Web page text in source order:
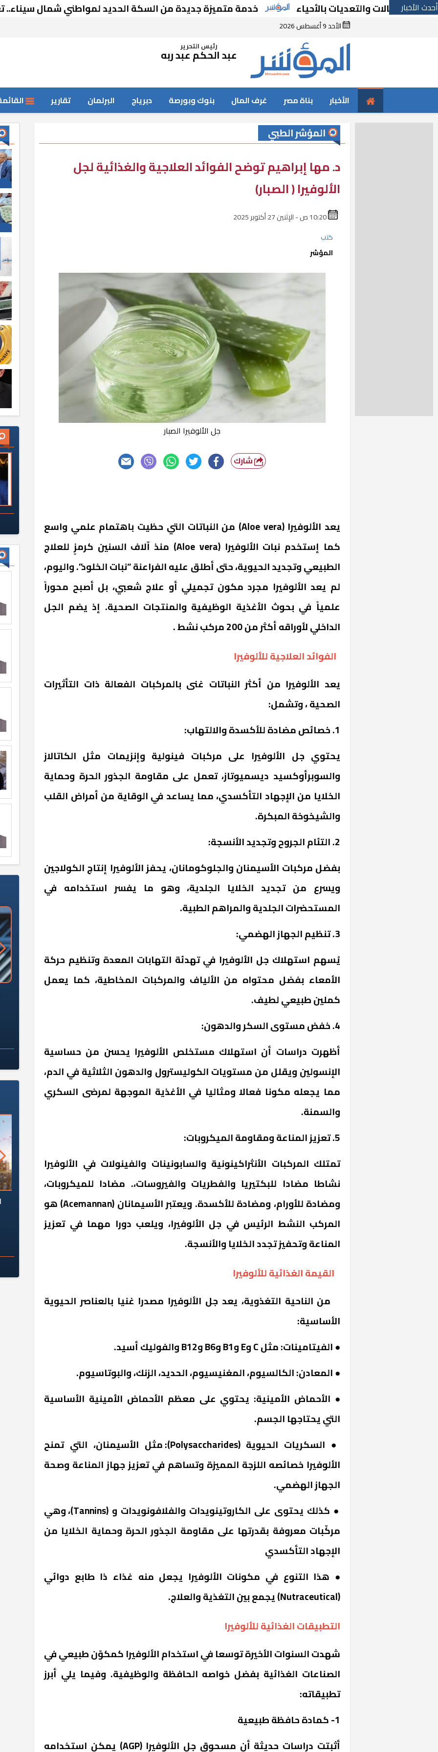
أحدث الأخباروالتعديات بالأحياء خدمة متميزة جديدة من السكة الحديد لمواطني شمال سيناء.. تعرف
الأحد 9 أغسطس 2026
رئيس التحرير
عبد الحكم عبد ربه
الأخبار بناة مصر غرف المال بنوك وبورصة دبرياج البرلمان تقارير
المؤشر الطبي
د. مها إبراهيم توضح الفوائد العلاجية والغذائية لجل
الألوفيرا ( الصبار)
كتب
المؤشر
جل الألوفيرا الصبار
شارك
يعد الألوفيرا (Aloe vera) من النباتات التي حظيت باهتمام علمي واسع
كما إستخدم نبات الألوفيرا (Aloe vera) منذ آلاف السنين كرمزٍ للعلاج
الطبيعي وتجديد الحيوية، حتى أطلق عليه الفراعنة “نبات الخلود”. واليوم،
لم يعد الألوفيرا مجرد مكون تجميلي أو علاج شعبي، بل أصبح محوراً
علمياً في بحوث الأغذية الوظيفية والمنتجات الصحية. إذ يضم الجل
الداخلي لأوراقه أكثر من 200 مركب نشط .
الفوائد العلاجية للألوفيرا
يعد الألوفيرا من أكثر النباتات غنى بالمركبات الفعالة ذات التأثيرات
الصحية ، وتشمل:
1. خصائص مضادة للأكسدة والالتهاب:
يحتوي جل الألوفيرا على مركبات فينولية وإنزيمات مثل الكاتالاز
والسوبرأوكسيد ديسميوتاز، تعمل على مقاومة الجذور الحرة وحماية
الخلايا من الإجهاد التأكسدي، مما يساعد في الوقاية من أمراض القلب
والشيخوخة المبكرة.
2. التئام الجروح وتجديد الأنسجة:
بفضل مركبات الأسيمنان والجلوكومانان، يحفز الألوفيرا إنتاج الكولاجين
ويسرع من تجديد الخلايا الجلدية، وهو ما يفسر استخدامه في
المستحضرات الجلدية والمراهم الطبية.
3. تنظيم الجهاز الهضمي:
يُسهم استهلاك جل الألوفيرا في تهدئة التهابات المعدة وتنظيم حركة
الأمعاء بفضل محتواه من الألياف والمركبات المخاطية، كما يعمل
كملين طبيعي لطيف.
4. خفض مستوى السكر والدهون:
أظهرت دراسات أن استهلاك مستخلص الألوفيرا يحسن من حساسية
الإنسولين ويقلل من مستويات الكوليسترول والدهون الثلاثية في الدم،
مما يجعله مكونا فعالا ومثاليا في الأغذية الموجهة لمرضى السكري
والسمنة.
5. تعزيز المناعة ومقاومة الميكروبات:
تمتلك المركبات الأنثراكينونية والسابونينات والفينولات في الألوفيرا
نشاطا مضادا للبكتيريا والفطريات والفيروسات،. مضادا للميكروبات،
ومضادة للأورام، ومضادة للأكسدة. ويعتبر الأسيمانان (Acemannan) هو
المركب النشط الرئيس في جل الألوفيرا، ويلعب دورا مهما في تعزيز
المناعة وتحفيز تجدد الخلايا والأنسجة.
القيمة الغذائية للألوفيرا
من الناحية التغذوية، يعد جل الألوفيرا مصدرا غنيا بالعناصر الحيوية
الأساسية:
● الفيتامينات: مثل C وE وB1 وB6 وB12 والفوليك أسيد.
● المعادن: الكالسيوم، المغنيسيوم، الحديد، الزنك، والبوتاسيوم.
● الأحماض الأمينية: يحتوي على معظم الأحماض الأمينية الأساسية
التي يحتاجها الجسم.
● السكريات الحيوية (Polysaccharides): مثل الأسيمنان، التي تمنح
الألوفيرا خصائصه اللزجة المميزة وتساهم في تعزيز جهاز المناعة وصحة
الجهاز الهضمي.
● كذلك يحتوى على الكاروتينويدات والفلافونويدات و (Tannins)، وهي
مركّبات معروفة بقدرتها على مقاومة الجذور الحرة وحماية الخلايا من
الإجهاد التأكسدي
● هذا التنوع في مكونات الألوفيرا يجعل منه غذاء ذا طابع دوائي
(Nutraceutical) يجمع بين التغذية والعلاج.
التطبيقات الغذائية للألوفيرا
شهدت السنوات الأخيرة توسعا في استخدام الألوفيرا كمكوّن طبيعي في
الصناعات الغذائية بفضل خواصه الحافظة والوظيفية. وفيما يلي أبرز
تطبيقاته:
1- كمادة حافظة طبيعية
أثبتت دراسات حديثة أن مسحوق جل الألوفيرا (AGP) يمكن استخدامه
خشبية بفناء مقبرة "باكي"
«المؤشر» يطرح السؤال الصعب: هل
كان اختيار خريج معهد العاشر من
رمضان وزيرًا للإسكان قرارًا صائبًا؟
لماذا تخالف الشركات العقارية
تعليمات الرئيس السيسي؟